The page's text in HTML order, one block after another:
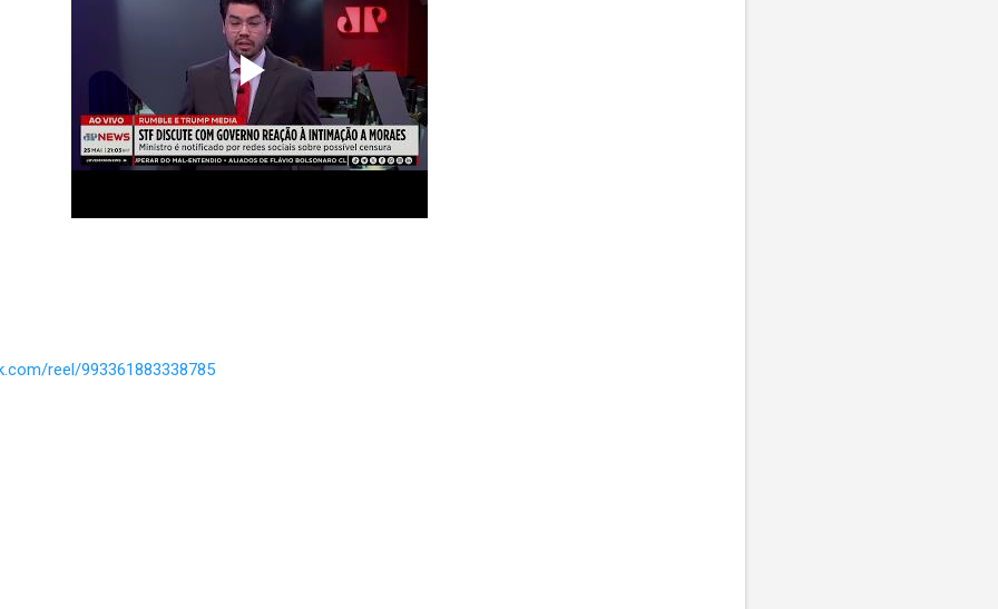
reel/993361883338785